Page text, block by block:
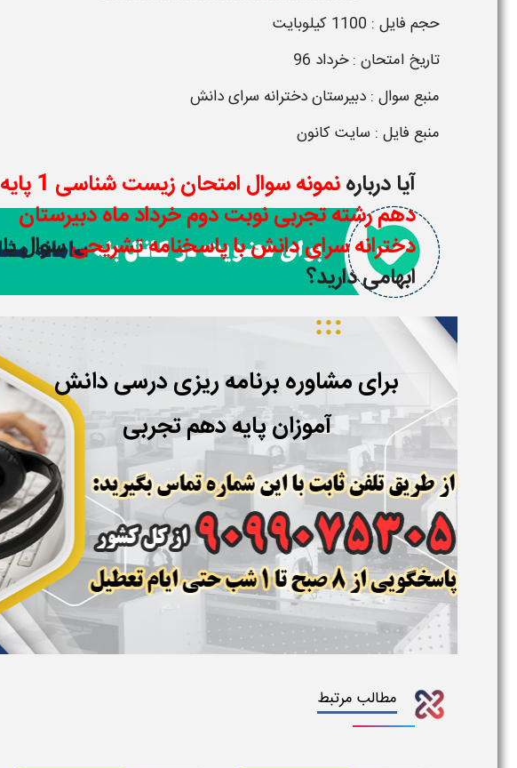
حجم فایل : 1100 کیلوبایت
تاریخ امتحان : خرداد 96
منبع سوال : دبیرستان دخترانه سرای دانش
منبع فایل : سایت کانون
آیا درباره
نمونه سوال امتحان زیست شناسی 1 پایه
دهم رشته تجربی نوبت دوم خرداد ماه دبیرستان
دخترانه سرای دانش با پاسخنامه تشریحیسوال یا
ابهامی دارید؟
برای مشاوره برنامه ریزی درسی دانش
آموزان پایه دهم تجربی
مطالب مرتبط